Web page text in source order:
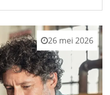
26 mei 2026